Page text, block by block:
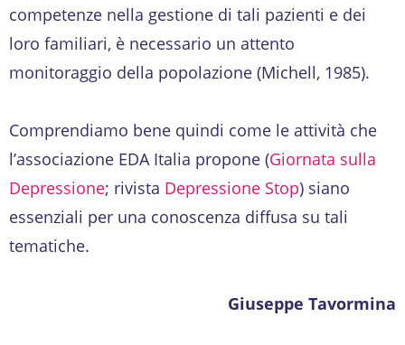
competenze nella gestione di tali pazienti e dei
loro familiari, è necessario un attento
monitoraggio della popolazione (Michell, 1985).
Comprendiamo bene quindi come le attività che
l’associazione EDA Italia propone (Giornata sulla
Depressione; rivista Depressione Stop) siano
essenziali per una conoscenza diffusa su tali
tematiche.
Giuseppe Tavormina